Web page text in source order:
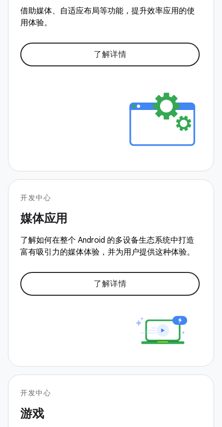
借助媒体、自适应布局等功能，提升效率应用的使
用体验。
了解详情
开发中心
媒体应用
了解如何在整个 Android 的多设备生态系统中打造
富有吸引力的媒体体验，并为用户提供这种体验。
了解详情
开发中心
游戏